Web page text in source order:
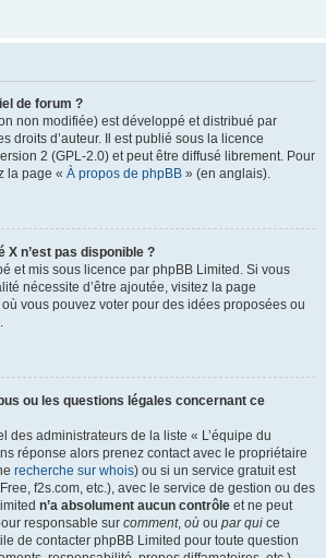
de forum ?
non modifiée) est développé et distribué par
droits d’auteur. Il est publié sous la licence
2 (GPL-2.0) et peut être diffusé librement. Pour
la page « À propos de phpBB » (en anglais).
X n’est pas disponible ?
et mis sous licence par phpBB Limited. Si vous
nécessite d’être ajoutée, visitez la page
vous pouvez voter pour des idées proposées ou
ou les questions légales concernant ce
des administrateurs de la liste « L’équipe du
réponse alors prenez contact avec le propriétaire
recherche sur whois) ou si un service gratuit est
f2s.com, etc.), avec le service de gestion ou des
n’a absolument aucun contrôle et ne peut
responsable sur comment, où ou par qui ce
de contacter phpBB Limited pour toute question